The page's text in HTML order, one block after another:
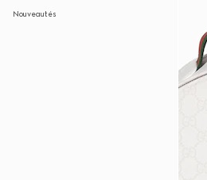
Nouveautés